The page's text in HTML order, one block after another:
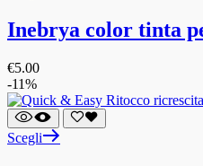
Inebrya color tinta
€5.00
-11%
Scegli